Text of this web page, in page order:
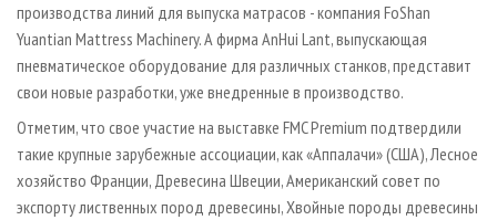
производства линий для выпуска матрасов - компания FoShan
Yuantian Mattress Machinery. А фирма AnHui Lant, выпускающая
пневматическое оборудование для различных станков, представит
свои новые разработки, уже внедренные в производство.
Отметим, что свое участие на выставке FMC Premium подтвердили
такие крупные зарубежные ассоциации, как «Аппалачи» (США), Лесное
хозяйство Франции, Древесина Швеции, Американский совет по
экспорту лиственных пород древесины, Хвойные породы древесины